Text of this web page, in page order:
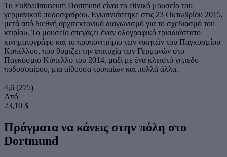
Το Fußballmuseum Dortmund είναι το εθνικό μουσείο του
γερμανικού ποδοσφαίρου. Εγκαινιάστηκε στις 23 Οκτωβρίου 2015,
μετά από διεθνή αρχιτεκτονικό διαγωνισμό για το σχεδιασμό του
κτιρίου. Το μουσείο στεγάζει έναν ολογραφικό τρισδιάστατο
κινηματογράφο και το προπονητήριο των νικητών του Παγκοσμίου
Κυπέλλου, που θυμίζει την επιτυχία των Γερμανών στο
Παγκόσμιο Κύπελλο του 2014, μαζί με ένα κλειστό γήπεδο
ποδοσφαίρου, μια αίθουσα τροπαίων και πολλά άλλα.
4,6 (275)
Από
23,10 $
Πράγματα να κάνεις στην πόλη στο
Dortmund